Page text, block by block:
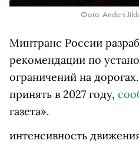
Фото: Anders
Минтранс России
рекомендации по
ограничений на
принять в 2027 году,
газета».
интенсивность